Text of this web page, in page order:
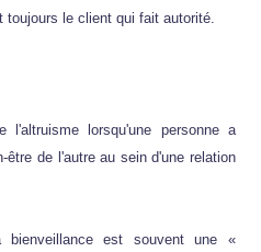
toujours le client qui fait autorité.
l'altruisme lorsqu'une personne a
de l'autre au sein d'une relation
bienveillance est souvent une «